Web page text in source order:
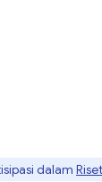
dalam